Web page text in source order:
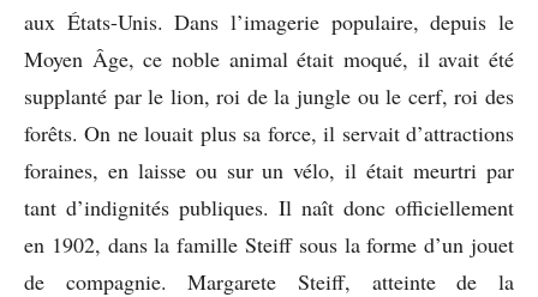
aux États-Unis. Dans l’imagerie populaire, depuis le
Moyen Âge, ce noble animal était moqué, il avait été
supplanté par le lion, roi de la jungle ou le cerf, roi des
forêts. On ne louait plus sa force, il servait d’attractions
foraines, en laisse ou sur un vélo, il était meurtri par
tant d’indignités publiques. Il naît donc officiellement
en 1902, dans la famille Steiff sous la forme d’un jouet
de compagnie. Margarete Steiff, atteinte de la